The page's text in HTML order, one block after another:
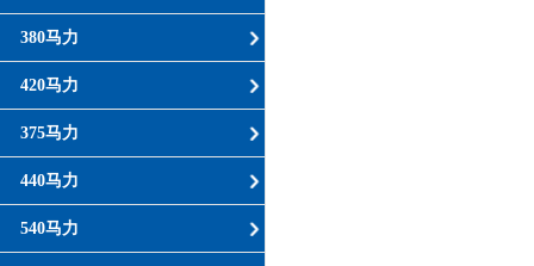
380马力
420马力
375马力
440马力
540马力